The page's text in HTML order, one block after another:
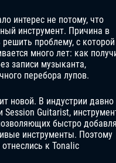
интерес не потому, что
инструмент. Причина в
проблему, с которой
много лет: как
записи музыканта,
перебора лупов.
новой. В индустрии давно
Session Guitarist,
быстро
инструменты. Поэтому
к Tonalic